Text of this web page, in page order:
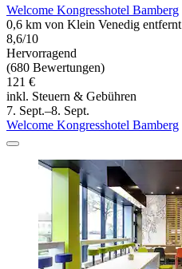
Welcome Kongresshotel Bamberg
0,6 km von Klein Venedig entfernt
8,6/10
Hervorragend
(680 Bewertungen)
121 €
inkl. Steuern & Gebühren
7. Sept.–8. Sept.
Welcome Kongresshotel Bamberg